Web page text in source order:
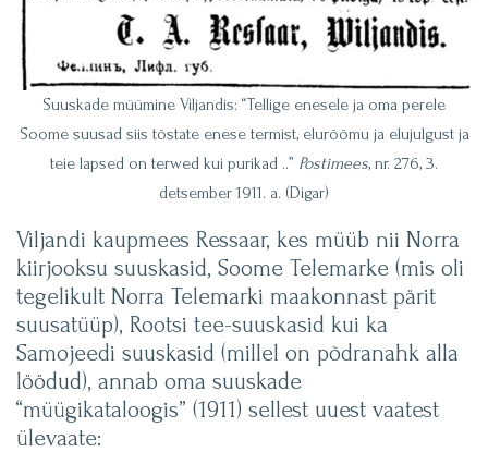
Suuskade müümine Viljandis: “Tellige enesele ja oma perele
Soome suusad siis tõstate enese termist, elurõõmu ja elujulgust ja
teie lapsed on terwed kui purikad ..” Postimees, nr. 276, 3.
detsember 1911. a. (Digar)
Viljandi kaupmees Ressaar, kes müüb nii Norra
kiirjooksu suuskasid, Soome Telemarke (mis oli
tegelikult Norra Telemarki maakonnast pärit
suusatüüp), Rootsi tee-suuskasid kui ka
Samojeedi suuskasid (millel on põdranahk alla
löödud), annab oma suuskade
“müügikataloogis” (1911) sellest uuest vaatest
ülevaate: